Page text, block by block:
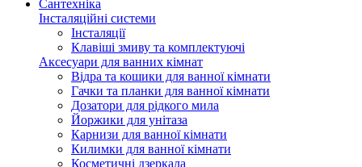
Сантехніка
Інсталяційні системи
Інсталяції
Клавіші змиву та комплектуючі
Аксесуари для ванних кімнат
Відра та кошики для ванної кімнати
Гачки та планки для ванної кімнати
Дозатори для рідкого мила
Йоржики для унітаза
Карнизи для ванної кімнати
Килимки для ванної кімнати
Косметичні дзеркала